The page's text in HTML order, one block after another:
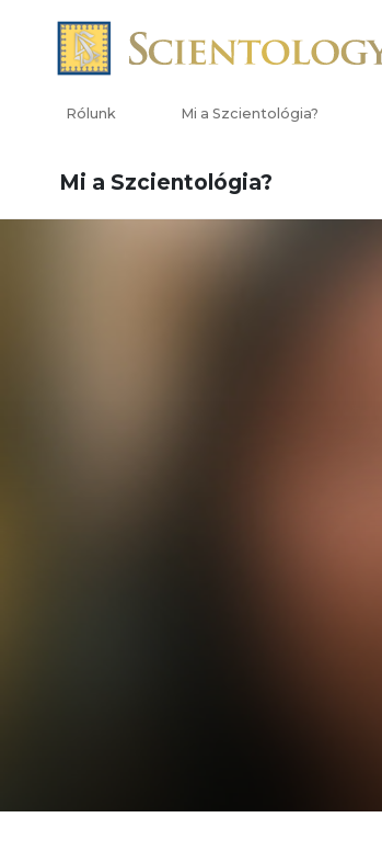
Rólunk Mi a Szcientológia?
Mi a Szcientológia?